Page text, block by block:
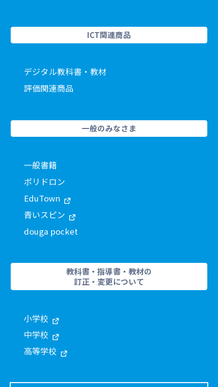
ICT関連商品
デジタル教科書・教材
評価関連商品
一般のみなさま
一般書籍
ポリドロン
EduTown
青いスピン
douga pocket
教科書・指導書・教材の
訂正・変更について
小学校
中学校
高等学校